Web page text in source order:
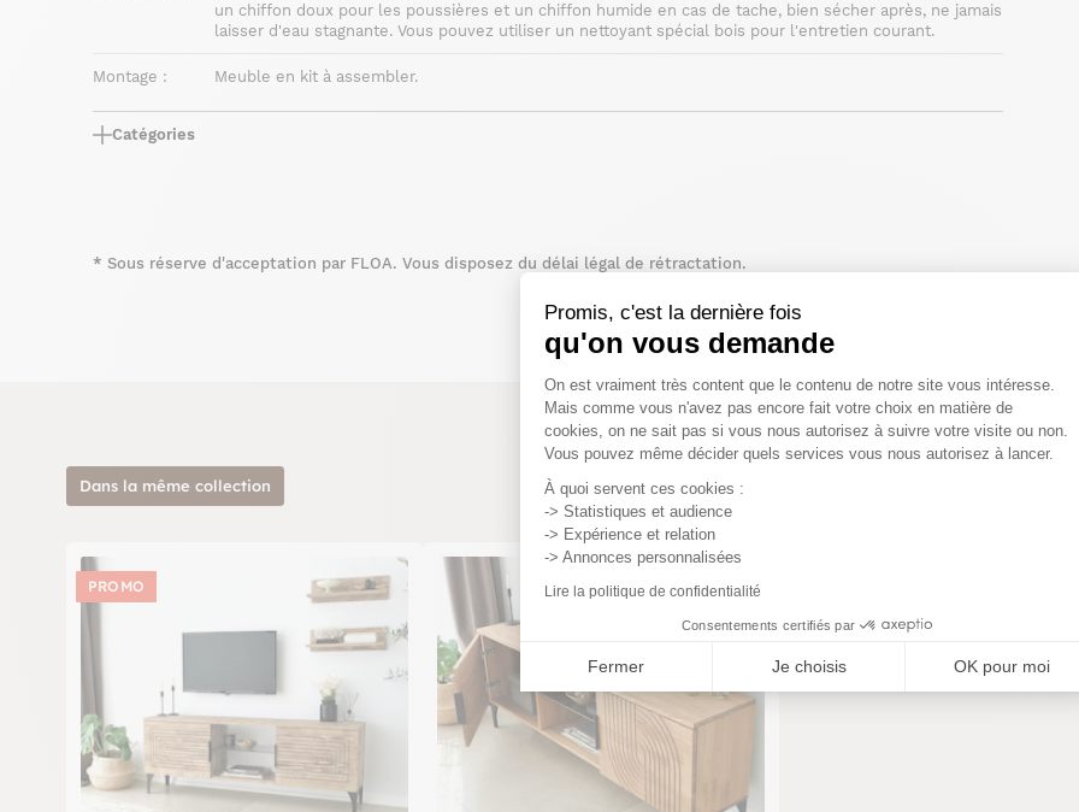
Promis, c'est la dernière fois
qu'on vous demande
Plateforme de Gestion du
On est vraiment très content que le contenu de notre site vous intéresse.
Mais comme vous n'avez pas encore fait votre choix en matière de
cookies, on ne sait pas si vous nous autorisez à suivre votre visite ou non.
Vous pouvez même décider quels services vous nous autorisez à lancer.
À quoi servent ces cookies :
-> Statistiques et audience
-> Expérience et relation
-> Annonces personnalisées
Lire la politique de confidentialité
Consentements certifiés par
Fermer Je choisis OK pour moi
un chiffon doux pour les poussières et un chiffon humide en cas de tache, bien sécher après, ne jamais
laisser d'eau stagnante. Vous pouvez utiliser un nettoyant spécial bois pour l'entretien courant.
Montage : Meuble en kit à assembler.
Catégories
* Sous réserve d'acceptation par FLOA. Vous disposez du délai légal de rétractation.
Dans la même collection
PROMO